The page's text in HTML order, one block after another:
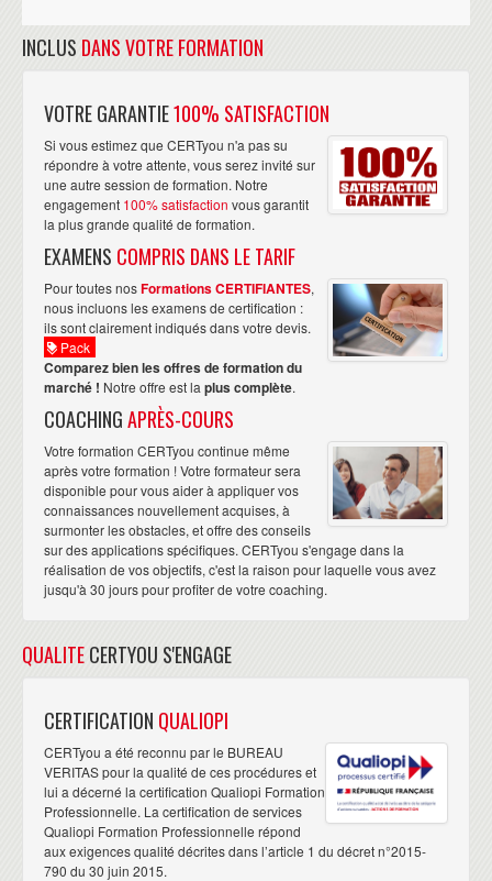
INCLUS DANS VOTRE FORMATION
VOTRE GARANTIE100% SATISFACTION
Si vous estimez que CERTyou n'a pas su
répondre à votre attente, vous serez invité sur
une autre session de formation. Notre
engagement 100% satisfaction vous garantit
la plus grande qualité de formation.
EXAMENS COMPRIS DANS LE TARIF
Pour toutes nosFormations CERTIFIANTES,
nous incluons les examens de certification :
ils sont clairement indiqués dans votre devis.
Pack
Comparez bien les offres de formation du
marché ! Notre offre est la plus complète.
COACHINGAPRÈS-COURS
Votre formation CERTyou continue même
après votre formation ! Votre formateur sera
disponible pour vous aider à appliquer vos
connaissances nouvellement acquises, à
surmonter les obstacles, et offre des conseils
sur des applications spécifiques. CERTyou s'engage dans la
réalisation de vos objectifs, c'est la raison pour laquelle vous avez
jusqu'à 30 jours pour profiter de votre coaching.
QUALITECERTYOU S'ENGAGE
CERTIFICATION QUALIOPI
CERTyou a été reconnu par le BUREAU
VERITAS pour la qualité de ces procédures et
lui a décerné la certification Qualiopi Formation
Professionnelle. La certification de services
Qualiopi Formation Professionnelle répond
aux exigences qualité décrites dans l’article 1 du décret n°2015-
790 du 30 juin 2015.